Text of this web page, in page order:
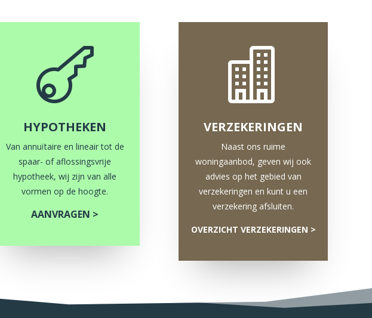

HYPOTHEKEN
Van annuïtaire en lineair tot de
spaar- of aflossingsvrije
hypotheek, wij zijn van alle
vormen op de hoogte.
AANVRAGEN >

VERZEKERINGEN
Naast ons ruime
woningaanbod, geven wij ook
advies op het gebied van
verzekeringen en kunt u een
verzekering afsluiten.
OVERZICHT VERZEKERINGEN >